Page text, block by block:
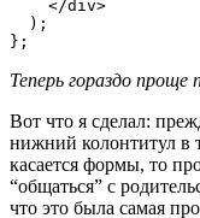
    </div>
  );
};
Теперь гораздо
Вот что я сделал:
нижний колонтитул в
касается формы, то
“общаться” с
что это была самая